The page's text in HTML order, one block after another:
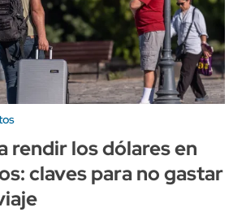
rendir los dólares en
claves para no gastar